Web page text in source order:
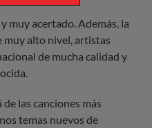
muy acertado. Además, la
muy alto nivel, artistas
de mucha calidad y
las canciones más
temas nuevos de